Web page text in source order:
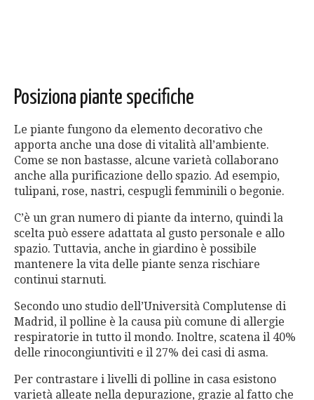
Posiziona piante specifiche
Le piante fungono da elemento decorativo che
apporta anche una dose di vitalità all’ambiente.
Come se non bastasse, alcune varietà collaborano
anche alla purificazione dello spazio. Ad esempio,
tulipani, rose, nastri, cespugli femminili o begonie.
C’è un gran numero di piante da interno, quindi la
scelta può essere adattata al gusto personale e allo
spazio. Tuttavia, anche in giardino è possibile
mantenere la vita delle piante senza rischiare
continui starnuti.
Secondo uno studio dell’Università Complutense di
Madrid, il polline è la causa più comune di allergie
respiratorie in tutto il mondo. Inoltre, scatena il 40%
delle rinocongiuntiviti e il 27% dei casi di asma.
Per contrastare i livelli di polline in casa esistono
varietà alleate nella depurazione, grazie al fatto che